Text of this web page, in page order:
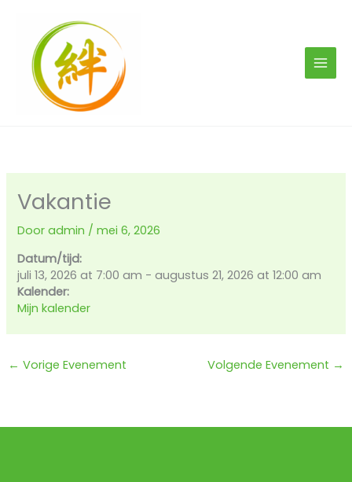
inhoud
Vakantie
Dooradmin /mei 6, 2026
Datum/tijd:
juli 13, 2026 at 7:00 am -augustus 21, 2026 at12:00 am
Kalender:
Mijn kalender
← Vorige Evenement Volgende Evenement →